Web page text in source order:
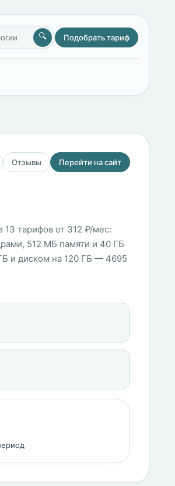
🔍 Подобрать тариф
Отзывы Перейти на сайт
тарифов от 312 ₽/мес:
512 МБ памяти и 40 ГБ
и диском на 120 ГБ — 4695